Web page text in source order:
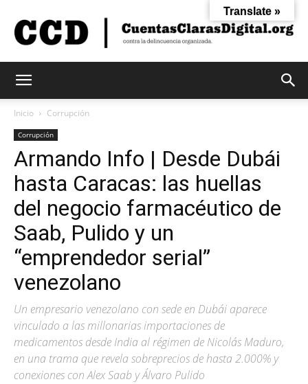
Claras
Digital
Inicio Corrupción
Corrupción
Armando Info | Desde Dubái
hasta Caracas: las huellas
del negocio farmacéutico de
Saab, Pulido y un
“emprendedor serial”
venezolano
Un empresario venezolano con sede en Dubái aparece
vinculado a las millonarias importaciones de
medicamentos desde India al régimen de Nicolás Maduro,
en una trama que revela sobreprecios de hasta 2.000% y
conexiones con Alex Saab y Álvaro Pulido
Translate »